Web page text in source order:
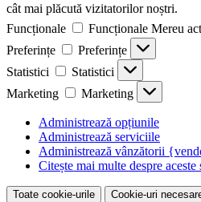
cât mai plăcută vizitatorilor noștri.
Funcționale
Funcționale Mereu
Preferințe
Preferințe
Statistici
Statistici
Marketing
Marketing
Administrează opțiunile
Administrează serviciile
Administrează vânzătorii
Citește mai multe despre aceste
Toate cookie-urile Cookie-uri